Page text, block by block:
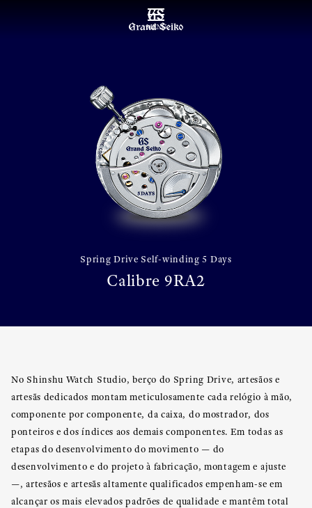
MENU
Spring Drive Self-winding 5 Days
Calibre 9RA2
No Shinshu Watch Studio, berço do Spring Drive, artesãos e
artesãs dedicados montam meticulosamente cada relógio à mão,
componente por componente, da caixa, do mostrador, dos
ponteiros e dos índices aos demais componentes. Em todas as
etapas do desenvolvimento do movimento — do
desenvolvimento e do projeto à fabricação, montagem e ajuste
—, artesãos e artesãs altamente qualificados empenham-se em
alcançar os mais elevados padrões de qualidade e mantêm total